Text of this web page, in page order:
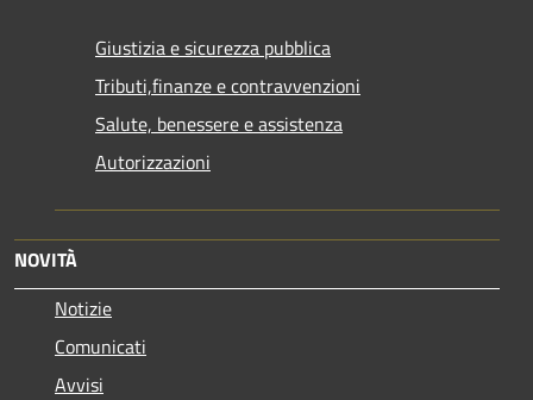
Giustizia e sicurezza pubblica
Tributi,finanze e contravvenzioni
Salute, benessere e assistenza
Autorizzazioni
NOVITÀ
Notizie
Comunicati
Avvisi